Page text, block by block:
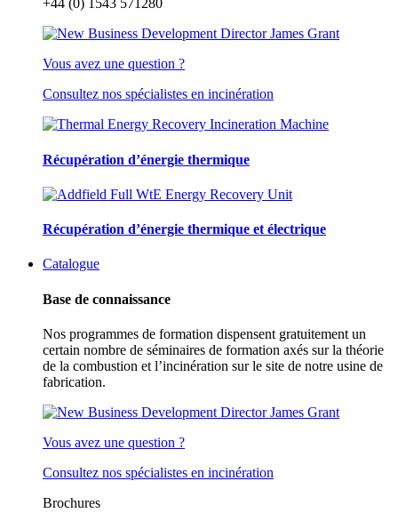
+44 (0) 1543 571280
Vous avez une question ?
Consultez nos spécialistes en incinération
Récupération d’énergie thermique
Récupération d’énergie thermique et électrique
Catalogue
Base de connaissance
Nos programmes de formation dispensent gratuitement un
certain nombre de séminaires de formation axés sur la théorie
de la combustion et l’incinération sur le site de notre usine de
fabrication.
Vous avez une question ?
Consultez nos spécialistes en incinération
Brochures